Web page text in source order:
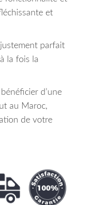
et
parfait
la fois la
d’une
au Maroc,
de votre